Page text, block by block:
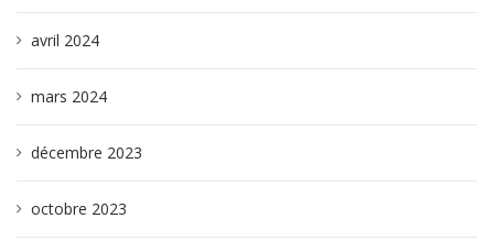
avril 2024
mars 2024
décembre 2023
octobre 2023